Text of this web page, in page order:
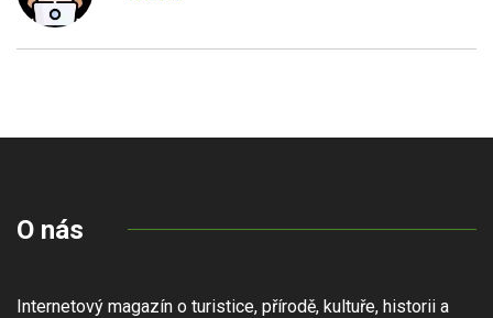
O nás
Internetový magazín o turistice, přírodě, kultuře, historii a